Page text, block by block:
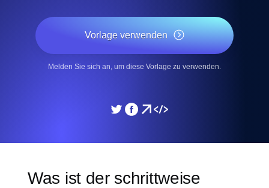
Vorlage verwenden
Melden Sie sich an, um diese Vorlage zu verwenden.
Was ist der schrittweise